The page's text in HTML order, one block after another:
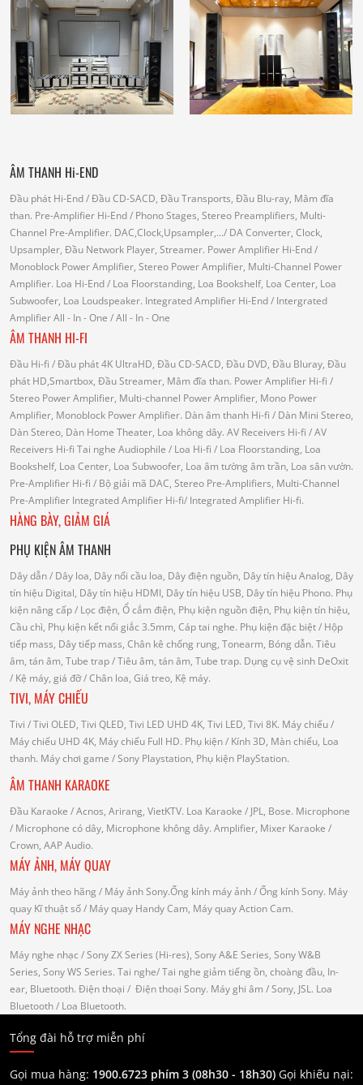
ÂM THANH Hi-END
Đầu phát Hi-End/ Đầu CD-SACD, Đầu Transports, Đầu Blu-ray, Mâm đĩa
than. Pre-Amplifier Hi-End/ Phono Stages, Stereo Preamplifiers, Multi-
Channel Pre-Amplifier. DAC,Clock,Upsampler,.../ DA Converter, Clock,
Upsampler, Đầu Network Player, Streamer. Power Amplifier Hi-End/
Monoblock Power Amplifier, Stereo Power Amplifier, Multi-Channel Power
Amplifier. Loa Hi-End/ Loa Floorstanding, Loa Bookshelf, Loa Center, Loa
Subwoofer, Loa Loudspeaker. Integrated Amplifier Hi-End/ Intergrated
AmplifierAll - In - One / All - In - One
ÂM THANH HI-FI
Đầu Hi-fi / Đầu phát 4K UltraHD, Đầu CD-SACD, Đầu DVD, Đầu Bluray, Đầu
phát HD,Smartbox, Đầu Streamer, Mâm đĩa than. Power Amplifier Hi-fi /
Stereo Power Amplifier, Multi-channel Power Amplifier, Mono Power
Amplifier, Monoblock Power Amplifier. Dàn âm thanh Hi-fi / Dàn Mini Stereo,
Dàn Stereo, Dàn Home Theater, Loa không dây. AV Receivers Hi-fi / AV
Receivers Hi-fi Tai nghe Audiophile / Loa Hi-fi / Loa Floorstanding, Loa
Bookshelf, Loa Center, Loa Subwoofer, Loa âm tường âm trần, Loa sân vườn.
Pre-Amplifier Hi-fi / Bộ giải mã DAC, Stereo Pre-Amplifiers, Multi-Channel
Pre-Amplifier Integrated Amplifier Hi-fi/ Integrated Amplifier Hi-fi.
HÀNG BÀY, GIẢM GIÁ
PHỤ KIỆN ÂM THANH
Dây dẫn/ Dây loa, Dây nối cầu loa, Dây điện nguồn, Dây tín hiệu Analog, Dây
tín hiệu Digital, Dây tín hiệu HDMI, Dây tín hiệu USB, Dây tín hiệu Phono. Phụ
kiện nâng cấp/ Lọc điện, Ổ cắm điện, Phụ kiện nguồn điện, Phụ kiện tín hiệu,
Cầu chì, Phụ kiện kết nối giắc 3.5mm, Cáp tai nghe. Phụ kiện đặc biệt/ Hộp
tiếp mass, Dây tiếp mass, Chân kê chống rung, Tonearm, Bóng dẫn. Tiêu
âm, tán âm, Tube trap/ Tiêu âm, tán âm, Tube trap. Dụng cụ vệ sinh DeOxit
/ Kệ máy, giá đỡ/ Chân loa, Giá treo, Kệ máy.
TIVI, MÁY CHIẾU
Tivi / Tivi OLED, Tivi QLED, Tivi LED UHD 4K, Tivi LED, Tivi 8K. Máy chiếu/
Máy chiếu UHD 4K, Máy chiếu Full HD. Phụ kiện/ Kính 3D, Màn chiếu, Loa
thanh. Máy chơi game / Sony Playstation, Phụ kiện PlayStation.
ÂM THANH KARAOKE
Đầu Karaoke / Acnos, Arirang, VietKTV. Loa Karaoke / JPL, Bose. Microphone
/ Microphone có dây, Microphone không dây. Amplifier, Mixer Karaoke /
Crown, AAP Audio.
MÁY ẢNH, MÁY QUAY
Máy ảnh theo hãng / Máy ảnh Sony.Ống kính máy ảnh / Ống kính Sony. Máy
quay Kĩ thuật số/ Máy quay Handy Cam, Máy quay Action Cam.
MÁY NGHE NHẠC
Máy nghe nhạc / Sony ZX Series (Hi-res), Sony A&E Series, Sony W&B
Series, Sony WS Series. Tai nghe/ Tai nghe giảm tiếng ồn, choàng đầu, In-
ear, Bluetooth. Điện thoại / Điện thoại Sony. Máy ghi âm / Sony, JSL. Loa
Bluetooth/ Loa Bluetooth.
Tổng đài hỗ trợ miễn phí
Gọi mua hàng: 1900.6723 phím 3 (08h30 - 18h30) Gọi khiếu nại: